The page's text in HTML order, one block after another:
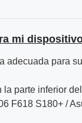
mi
adecuada para
parte inferior
F618 S180+ /